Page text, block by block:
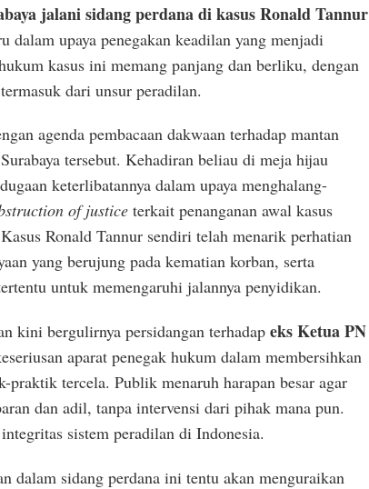
jalani sidang perdana di kasus Ronald Tannur
dalam upaya penegakan keadilan yang menjadi
kasus ini memang panjang dan berliku, dengan
dari unsur peradilan.
agenda pembacaan dakwaan terhadap mantan
tersebut. Kehadiran beliau di meja hijau
keterlibatannya dalam upaya menghalang-
of justiceterkait penanganan awal kasus
Ronald Tannur sendiri telah menarik perhatian
yang berujung pada kematian korban, serta
untuk memengaruhi jalannya penyidikan.
kini bergulirnya persidangan terhadap eks Ketua PN
aparat penegak hukum dalam membersihkan
tercela. Publik menaruh harapan besar agar
dan adil, tanpa intervensi dari pihak mana pun.
sistem peradilan di Indonesia.
dalam sidang perdana ini tentu akan menguraikan